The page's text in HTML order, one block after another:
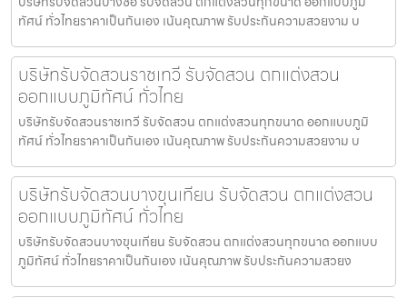
ทัศน์ ทั่วไทยราคาเป็นกันเอง เน้นคุณภาพ รับประกันความสวยงาม บ
บริษัทรับจัดสวนราชเทวี รับจัดสวน ตกแต่งสวน
ออกแบบภูมิทัศน์ ทั่วไทย
บริษัทรับจัดสวนราชเทวี รับจัดสวน ตกแต่งสวนทุกขนาด ออกแบบภูมิ
ทัศน์ ทั่วไทยราคาเป็นกันเอง เน้นคุณภาพ รับประกันความสวยงาม บ
บริษัทรับจัดสวนบางขุนเทียน รับจัดสวน ตกแต่งสวน
ออกแบบภูมิทัศน์ ทั่วไทย
บริษัทรับจัดสวนบางขุนเทียน รับจัดสวน ตกแต่งสวนทุกขนาด ออกแบบ
ภูมิทัศน์ ทั่วไทยราคาเป็นกันเอง เน้นคุณภาพ รับประกันความสวยง